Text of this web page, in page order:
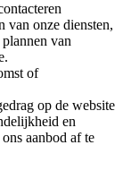
van onze diensten,
plannen van
of
op de website
en
aanbod af te